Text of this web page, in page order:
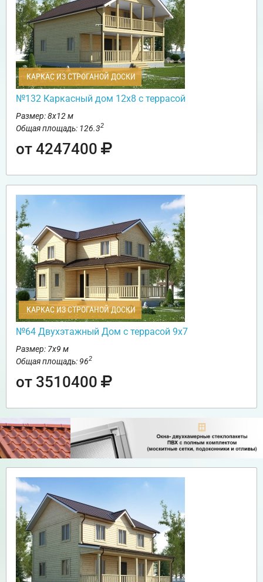
КАРКАС ИЗ СТРОГАНОЙ ДОСКИ
№132 Каркасный дом 12х8 с террасой
Размер: 8х12 м
Общая площадь: 126.32
от 4247400
КАРКАС ИЗ СТРОГАНОЙ ДОСКИ
№64 Двухэтажный Дом с террасой 9х7
Размер: 7х9 м
Общая площадь: 962
от 3510400